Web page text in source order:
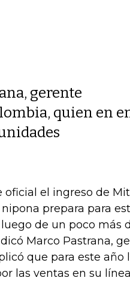
gerente
quien en
oficial el ingreso de
prepara para
de un poco más
Marco Pastrana,
que para este año
las ventas en su